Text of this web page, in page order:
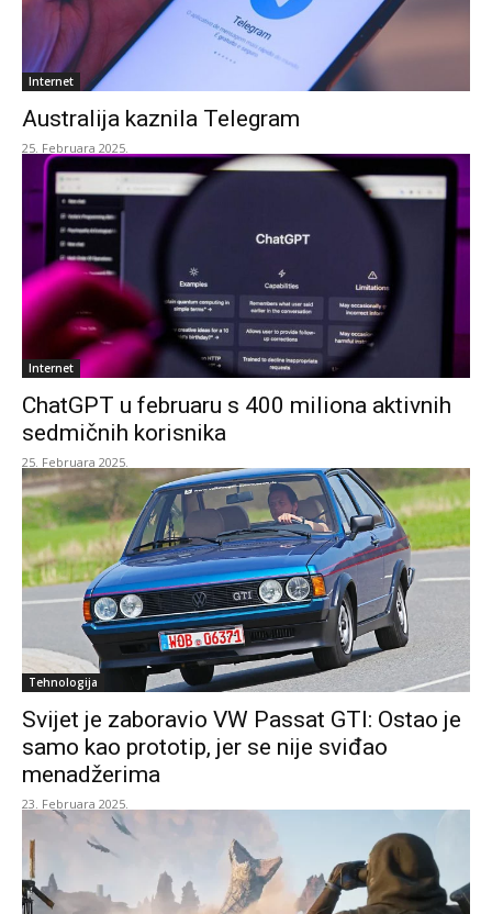
Internet
Australija kaznila Telegram
25. Februara 2025.
Internet
ChatGPT u februaru s 400 miliona aktivnih
sedmičnih korisnika
25. Februara 2025.
Tehnologija
Svijet je zaboravio VW Passat GTI: Ostao je
samo kao prototip, jer se nije sviđao
menadžerima
23. Februara 2025.